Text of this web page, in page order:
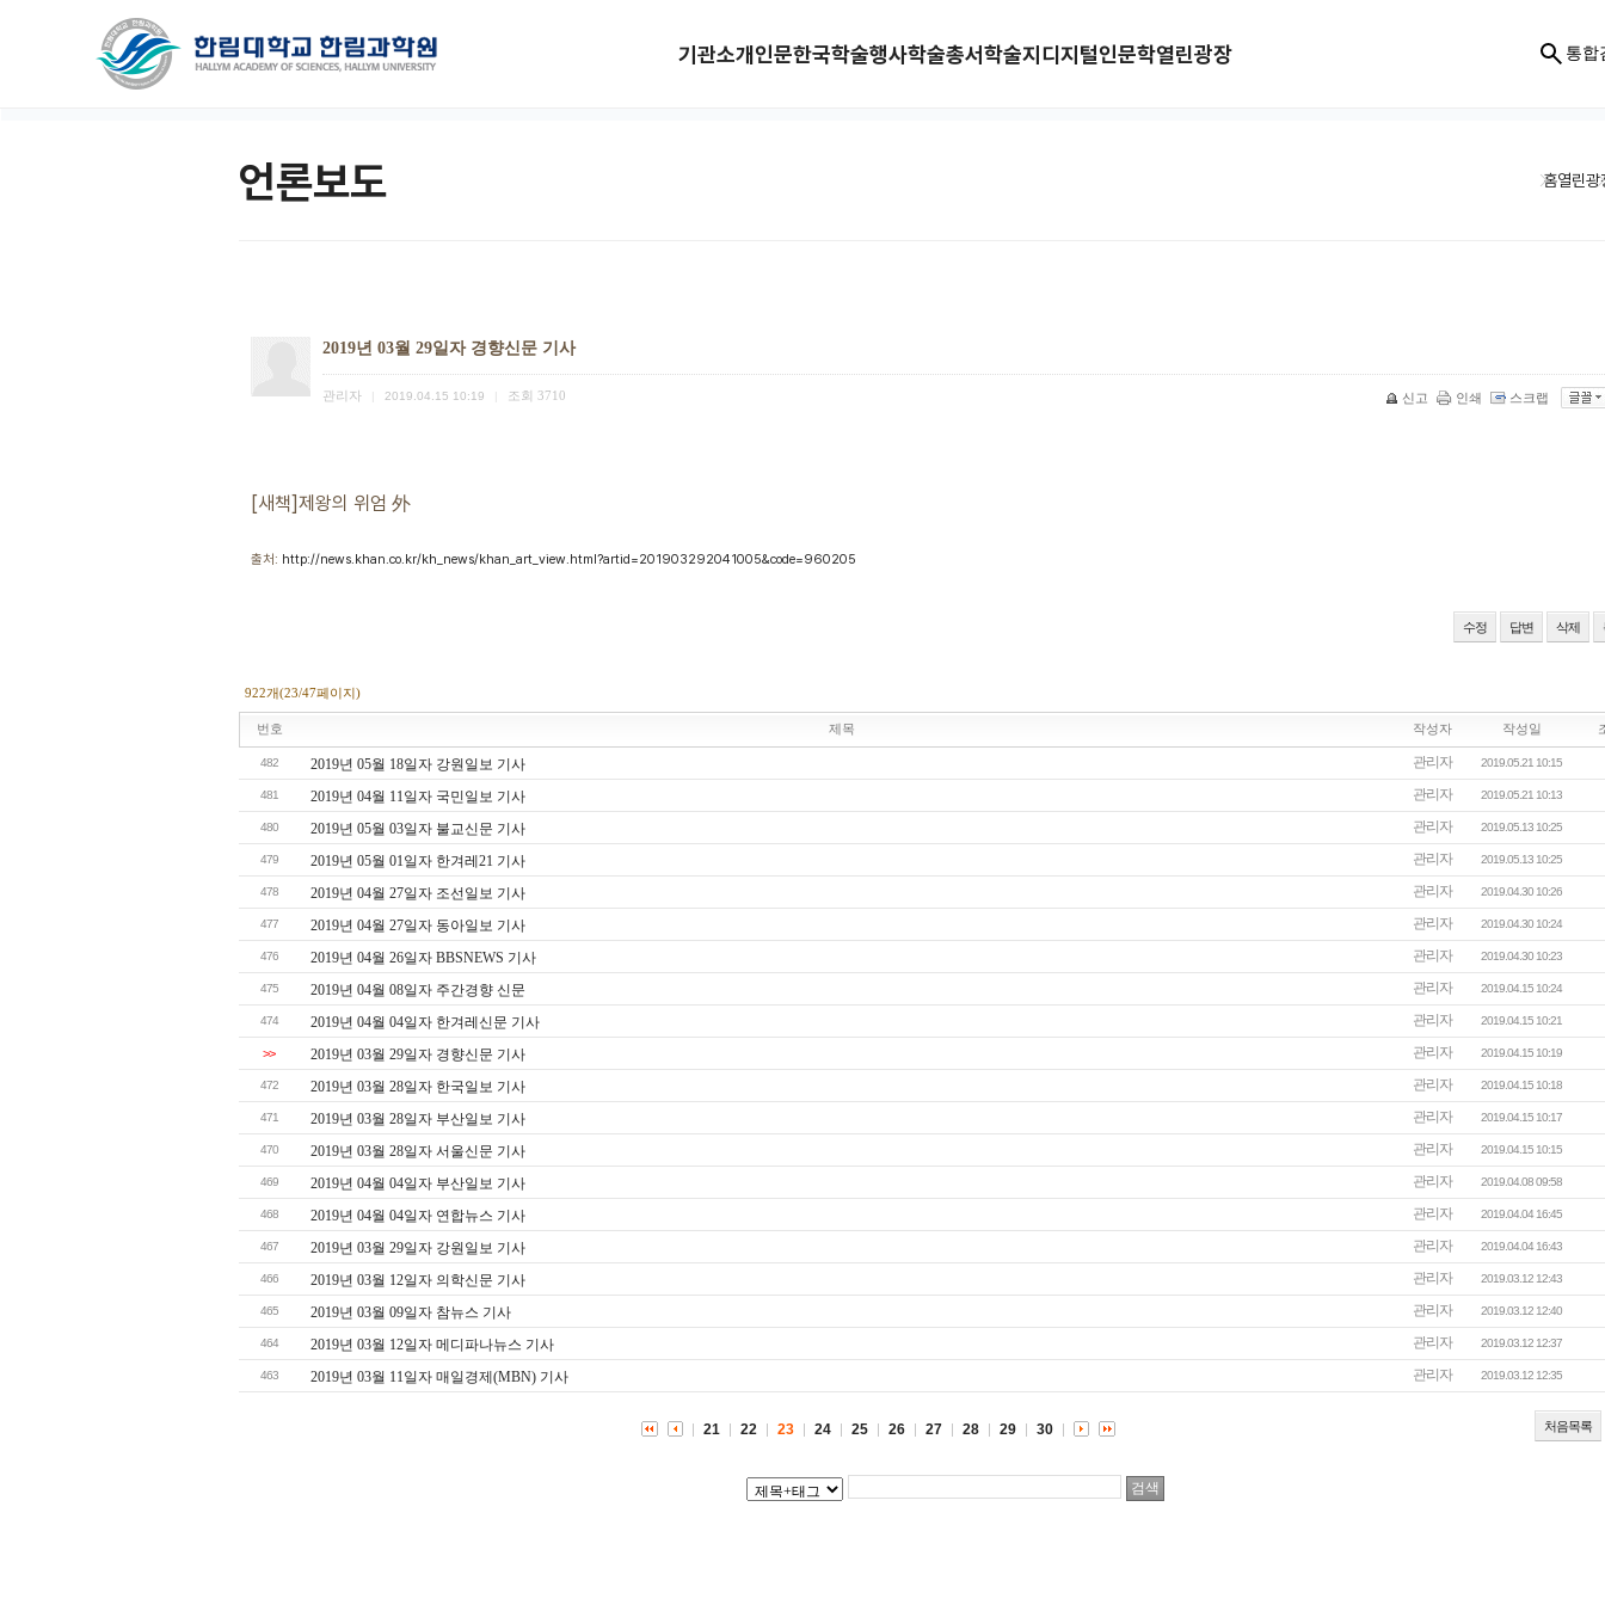
기관소개인문한국학술행사학술총서학술지디지털인문학열린광장 통합
언론보도 홈열린광
2019년 03월 29일자 경향신문 기사
관리자 2019.04.15 10:19 조회 3710 신고 인쇄 스크랩
[새책]제왕의 위엄 外
출처: http://news.khan.co.kr/kh_news/khan_art_view.html?artid=201903292041005&code=960205
수정 답변 삭제
922개(23/47페이지)
번호 제목 작성자 작성일
482 2019년 05월 18일자 강원일보 기사 관리자 2019.05.21 10:15
481 2019년 04월 11일자 국민일보 기사 관리자 2019.05.21 10:13
480 2019년 05월 03일자 불교신문 기사 관리자 2019.05.13 10:25
479 2019년 05월 01일자 한겨레21 기사 관리자 2019.05.13 10:25
478 2019년 04월 27일자 조선일보 기사 관리자 2019.04.30 10:26
477 2019년 04월 27일자 동아일보 기사 관리자 2019.04.30 10:24
476 2019년 04월 26일자 BBSNEWS 기사 관리자 2019.04.30 10:23
475 2019년 04월 08일자 주간경향 신문 관리자 2019.04.15 10:24
474 2019년 04월 04일자 한겨레신문 기사 관리자 2019.04.15 10:21
>> 2019년 03월 29일자 경향신문 기사 관리자 2019.04.15 10:19
472 2019년 03월 28일자 한국일보 기사 관리자 2019.04.15 10:18
471 2019년 03월 28일자 부산일보 기사 관리자 2019.04.15 10:17
470 2019년 03월 28일자 서울신문 기사 관리자 2019.04.15 10:15
469 2019년 04월 04일자 부산일보 기사 관리자 2019.04.08 09:58
468 2019년 04월 04일자 연합뉴스 기사 관리자 2019.04.04 16:45
467 2019년 03월 29일자 강원일보 기사 관리자 2019.04.04 16:43
466 2019년 03월 12일자 의학신문 기사 관리자 2019.03.12 12:43
465 2019년 03월 09일자 참뉴스 기사 관리자 2019.03.12 12:40
464 2019년 03월 12일자 메디파나뉴스 기사 관리자 2019.03.12 12:37
463 2019년 03월 11일자 매일경제(MBN) 기사 관리자 2019.03.12 12:35
처음목록
21 22 23 24 25 26 27 28 29 30